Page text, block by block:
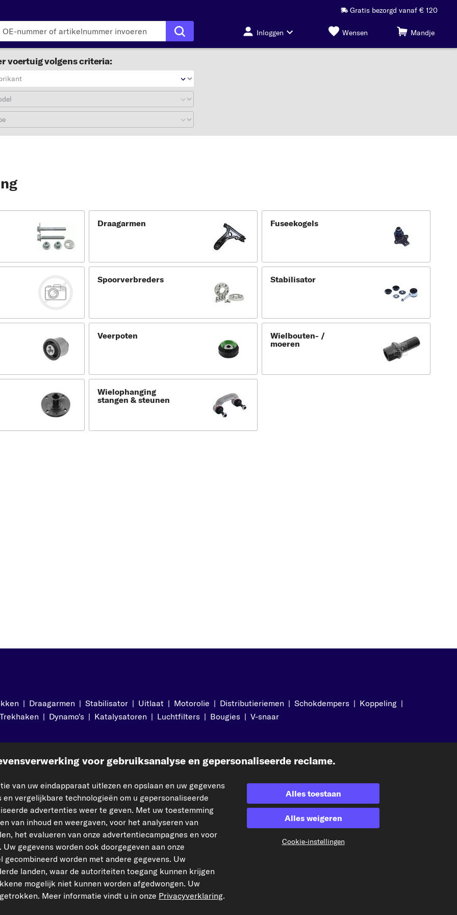
Gratis bezorgd vanaf € 120
Inloggen Wensen Mandje
voertuig volgens criteria:
Draagarmen Fuseekogels
Spoorverbreders Stabilisator
Veerpoten
Wielbouten- /
moeren
Wielophanging
stangen & steunen
| Draagarmen | Stabilisator | Uitlaat | Motorolie | Distributieriemen | Schokdempers | Koppeling |
Trekhaken | Dynamo's | Katalysatoren | Luchtfilters | Bougies | V-snaar
vragen
Wettelijk
Privacybeleid
Algemene voorwaarden
Retourrecht
Cookie-instellingen
Geaccepteerde betaalmethodes
Onze verzendpartner
voor gebruiksanalyse en gepersonaliseerde reclame.
van uw eindapparaat uitlezen en opslaan en uw gegevens
vergelijkbare technologieën om u gepersonaliseerde
advertenties weer te geven. Met uw toestemming
van inhoud en weergaven, voor het analyseren van
het evalueren van onze advertentiecampagnes en voor
gegevens worden ook doorgegeven aan onze
worden met andere gegevens. Uw
landen, waar de autoriteiten toegang kunnen krijgen
mogelijk niet kunnen worden afgedwongen. Uw
Meer informatie vindt u in onze Privacyverklaring.
Alles toestaan
Alles weigeren
Cookie-instellingen